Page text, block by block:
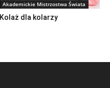
Akademickie Mistrzostwa Świata
Kolaż dla kolarzy